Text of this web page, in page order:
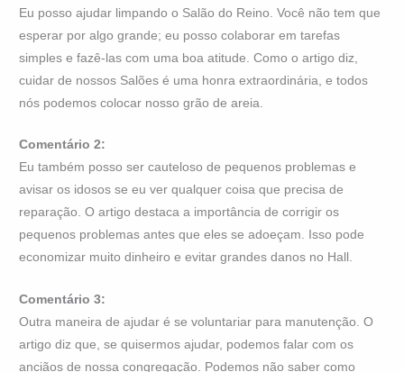
Eu posso ajudar limpando o Salão do Reino. Você não tem que
esperar por algo grande; eu posso colaborar em tarefas
simples e fazê-las com uma boa atitude. Como o artigo diz,
cuidar de nossos Salões é uma honra extraordinária, e todos
nós podemos colocar nosso grão de areia.
Comentário 2:
Eu também posso ser cauteloso de pequenos problemas e
avisar os idosos se eu ver qualquer coisa que precisa de
reparação. O artigo destaca a importância de corrigir os
pequenos problemas antes que eles se adoeçam. Isso pode
economizar muito dinheiro e evitar grandes danos no Hall.
Comentário 3:
Outra maneira de ajudar é se voluntariar para manutenção. O
artigo diz que, se quisermos ajudar, podemos falar com os
anciãos de nossa congregação. Podemos não saber como